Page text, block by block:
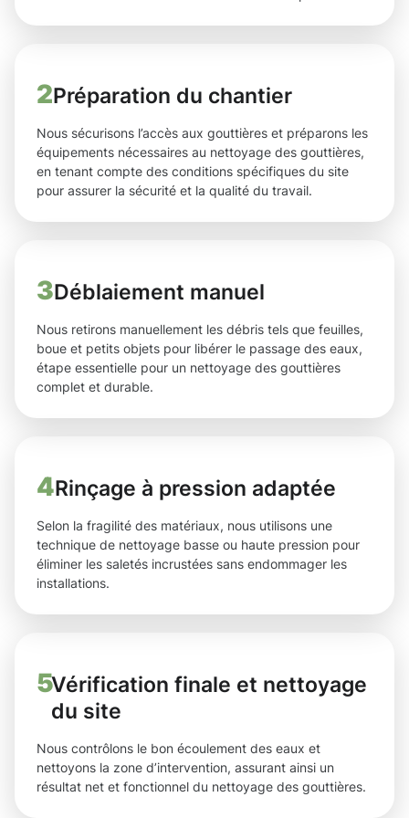
2Préparation du chantier
Nous sécurisons l’accès aux gouttières et préparons les
équipements nécessaires au nettoyage des gouttières,
en tenant compte des conditions spécifiques du site
pour assurer la sécurité et la qualité du travail.
3Déblaiement manuel
Nous retirons manuellement les débris tels que feuilles,
boue et petits objets pour libérer le passage des eaux,
étape essentielle pour un nettoyage des gouttières
complet et durable.
4Rinçage à pression adaptée
Selon la fragilité des matériaux, nous utilisons une
technique de nettoyage basse ou haute pression pour
éliminer les saletés incrustées sans endommager les
installations.
5Vérification finale et nettoyage
du site
Nous contrôlons le bon écoulement des eaux et
nettoyons la zone d’intervention, assurant ainsi un
résultat net et fonctionnel du nettoyage des gouttières.